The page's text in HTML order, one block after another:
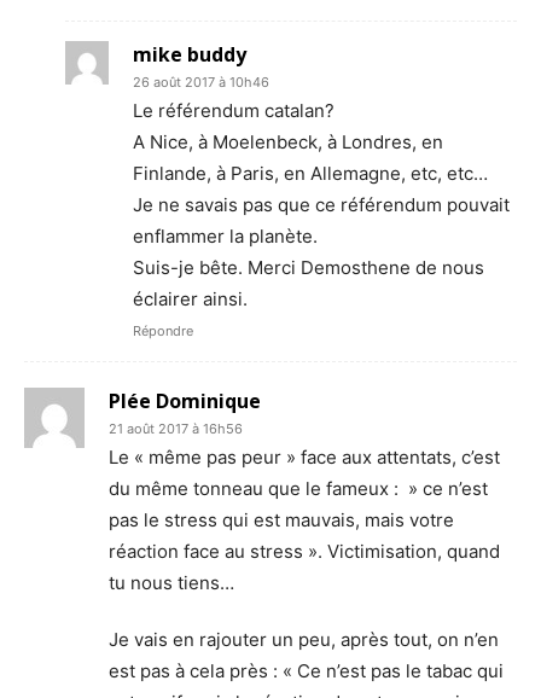
mike buddy
26 août 2017 à 10h46
Le référendum catalan?
A Nice, à Moelenbeck, à Londres, en
Finlande, à Paris, en Allemagne, etc, etc…
Je ne savais pas que ce référendum pouvait
enflammer la planète.
Suis-je bête. Merci Demosthene de nous
éclairer ainsi.
Répondre
Plée Dominique
21 août 2017 à 16h56
Le « même pas peur » face aux attentats, c’est
du même tonneau que le fameux : » ce n’est
pas le stress qui est mauvais, mais votre
réaction face au stress ». Victimisation, quand
tu nous tiens…
Je vais en rajouter un peu, après tout, on n’en
est pas à cela près : « Ce n’est pas le tabac qui